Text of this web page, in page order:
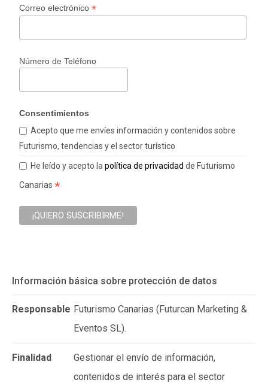
Correo electrónico*
Número de Teléfono
Consentimientos
Acepto que me envíes información y contenidos sobre
Futurismo, tendencias y el sector turístico
He leído y acepto lapolítica de privacidad de Futurismo
Canarias*
Información básica sobre protección de datos
Responsable Futurismo Canarias (Futurcan Marketing &
Eventos SL).
Finalidad
Gestionar el envío de información,
contenidos de interés para el sector